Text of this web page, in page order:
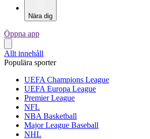
Nära dig
Öppna app
Allt innehåll
Populära sporter
UEFA Champions League
UEFA Europa League
Premier League
NFL
NBA Basketball
Major League Baseball
NHL